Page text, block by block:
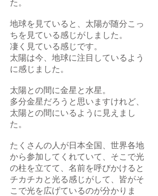
た。
地球を見ていると、太陽が随分こっ
ちを見ている感じがしました。
凄く見ている感じです。
太陽は今、地球に注目しているよう
に感じました。
太陽との間に金星と水星。
多分金星だろうと思いますけれど、
太陽との間にいるように見えまし
た。
たくさんの人が日本全国、世界各地
から参加してくれていて、そこで光
の柱を立てて、名前を呼びかけると
チカチカと光る感じがして、皆がそ
こで光を広げているのが分かりま